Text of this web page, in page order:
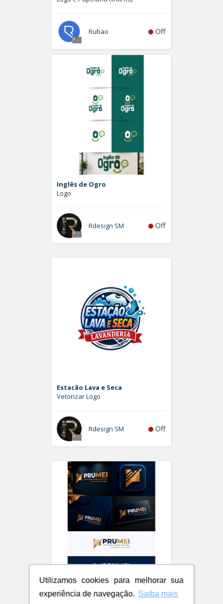
Utilizamos cookies para melhorar sua
experiência de navegação. Saiba mais
Rubao Off
Inglês de Ogro
Logo
Rdesign SM Off
Estacão Lava e Seca
Vetorizar Logo
Rdesign SM Off
PRUMEI - Contabilidade Digital
Logo